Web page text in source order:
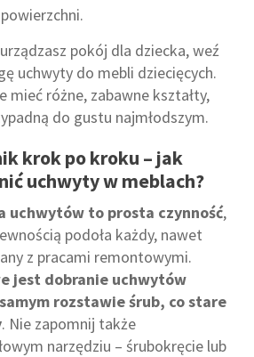
pokój dla dziecka, weź
uchwyty do mebli dziecięcych.
mieć różne, zabawne kształty,
do gustu najmłodszym.
krok po kroku – jak
uchwyty w meblach?
uchwytów to prosta czynność,
podoła każdy, nawet
z pracami remontowymi.
jest dobranie uchwytów
rozstawie śrub, co stare
. Nie zapomnij także
narzędziu – śrubokręcie lub